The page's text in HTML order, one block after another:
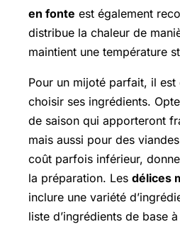
en fonte est également
distribue la chaleur de
maintient une température
Pour un mijoté parfait, il est
choisir ses ingrédients.
de saison qui apporteront
mais aussi pour des
coût parfois inférieur,
la préparation. Les délices
inclure une variété
liste d’ingrédients de base